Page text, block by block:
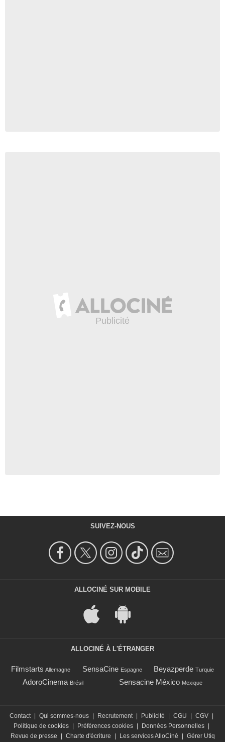
SUIVEZ-NOUS
ALLOCINÉ SUR MOBILE
ALLOCINÉ À L'ÉTRANGER
Filmstarts Allemagne SensaCine Espagne Beyazperde Turquie
AdoroCinema Brésil Sensacine México Mexique
Contact Qui sommes-nous Recrutement Publicité CGU CGV
Politique de cookies
Préférences cookies Données Personnelles
Revue de presse
Charte d'écriture Les services AlloCiné Gérer Utiq